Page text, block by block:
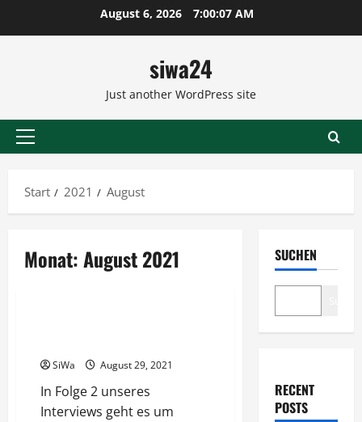
August 6, 2026 7:00:08 AM
siwa24
Just another WordPress site
Primäres
Start
2021 August
Monat:August 2021
SiWa August 29, 2021
In Folge 2 unseres
Interviews geht es um
SUCHEN
RECENT
POSTS